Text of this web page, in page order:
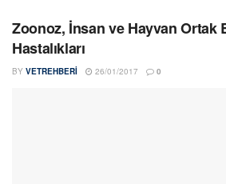
Zoonoz, İnsan ve Hayvan Ortak
Hastalıkları
BY VETREHBERI 26/01/2017 0